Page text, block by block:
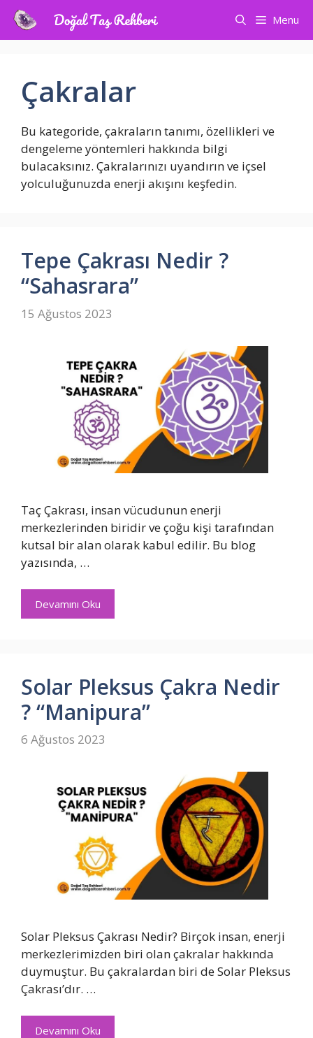
İçeriğe
atla
Menu
Çakralar
Bu kategoride, çakraların tanımı, özellikleri ve
dengeleme yöntemleri hakkında bilgi
bulacaksınız. Çakralarınızı uyandırın ve içsel
yolculuğunuzda enerji akışını keşfedin.
Tepe Çakrası Nedir ?
“Sahasrara”
15 Ağustos 2023
Taç Çakrası, insan vücudunun enerji
merkezlerinden biridir ve çoğu kişi tarafından
kutsal bir alan olarak kabul edilir. Bu blog
yazısında, …
Devamını Oku
Solar Pleksus Çakra Nedir
? “Manipura”
6 Ağustos 2023
Solar Pleksus Çakrası Nedir? Birçok insan, enerji
merkezlerimizden biri olan çakralar hakkında
duymuştur. Bu çakralardan biri de Solar Pleksus
Çakrası’dır. …
Devamını Oku